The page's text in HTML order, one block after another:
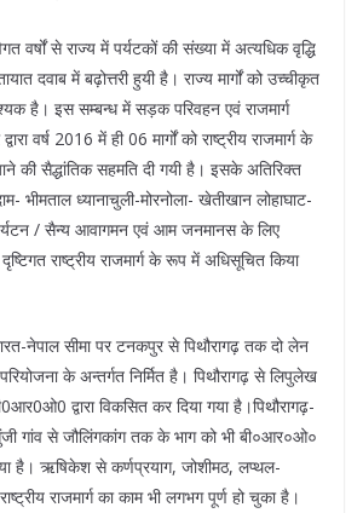
वर्षों से राज्य में पर्यटकों की संख्या में अत्यधिक वृद्धि
दवाब में बढ़ोत्तरी हुयी है। राज्य मार्गों को उच्चीकृत
है। इस सम्बन्ध में सड़क परिवहन एवं राजमार्ग
वर्ष 2016 में ही 06 मार्गों को राष्ट्रीय राजमार्ग के
की सैद्धांतिक सहमति दी गयी है। इसके अतिरिक्त
भीमताल ध्यानाचुली-मोरनोला- खेतीखान लोहाघाट-
पर्यटन / सैन्य आवागमन एवं आम जनमानस के लिए
राष्ट्रीय राजमार्ग के रूप में अधिसूचित किया
नेपाल सीमा पर टनकपुर से पिथौरागढ़ तक दो लेन
परियोजना के अन्तर्गत निर्मित है। पिथौरागढ़ से लिपुलेख
द्वारा विकसित कर दिया गया है।पिथौरागढ़-
गांव से जौलिंगकांग तक के भाग को भी बी०आर०ओ०
गया है। ऋषिकेश से कर्णप्रयाग, जोशीमठ, लप्थल-
राजमार्ग का काम भी लगभग पूर्ण हो चुका है।